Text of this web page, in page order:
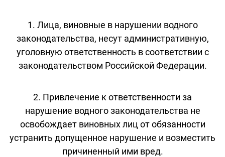
1. Лица, виновные в нарушении водного
законодательства, несут административную,
уголовную ответственность в соответствии с
законодательством Российской Федерации.
2. Привлечение к ответственности за
нарушение водного законодательства не
освобождает виновных лиц от обязанности
устранить допущенное нарушение и возместить
причиненный ими вред.